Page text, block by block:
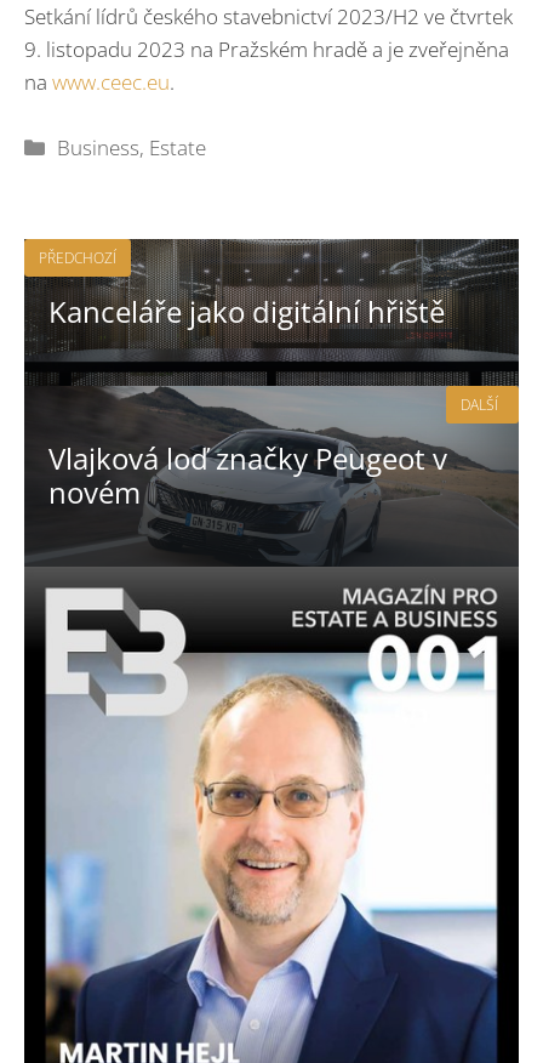
Setkání lídrů českého stavebnictví 2023/H2 ve čtvrtek
9. listopadu 2023 na Pražském hradě a je zveřejněna
na www.ceec.eu.
Rubriky
Business, Estate
PŘEDCHOZÍ
Kanceláře jako digitální hřiště
Vlajková loď značky Peugeot v
novém
DALŠÍ